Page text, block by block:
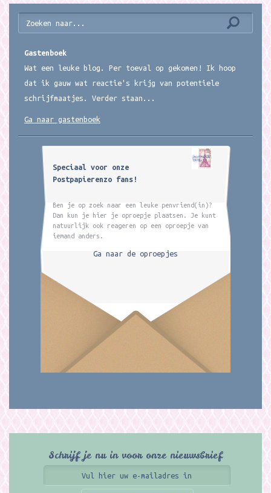
Gastenboek
Wat een leuke blog. Per toeval op gekomen! Ik hoop
dat ik gauw wat reactie's krijg van potentiele
schrijfmaatjes. Verder staan...
Ga naar gastenboek
Speciaal voor onze
Postpapierenzo fans!
Ben je op zoek naar een leuke penvriend(in)?
Dan kun je hier je oproepje plaatsen. Je kunt
natuurlijk ook reageren op een oproepje van
iemand anders.
Ga naar de oproepjes
Schrijf je nu in voor onze nieuwsbrief